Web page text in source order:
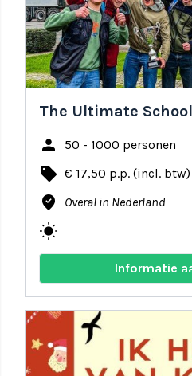
The Ultimate
person 50 - 1000 personen
local_offer € 17,50 p.p. (incl. btw)
where_to_vote Overal in Nederland
wb_sunny
Informatie